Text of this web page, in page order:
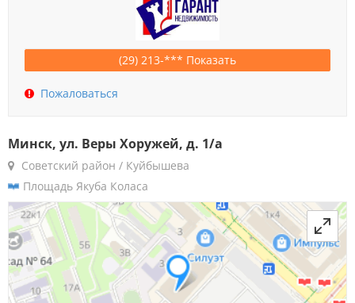
(29) 213-*** Показать
Пожаловаться
Минск, ул. Веры Хоружей, д. 1/а
Советский район / Куйбышева
Площадь Якуба Коласа